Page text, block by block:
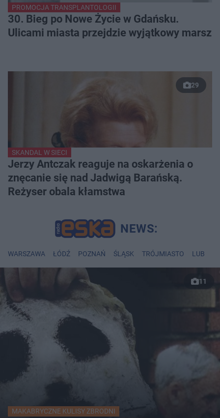
PROMOCJA TRANSPLANTOLOGII
30. Bieg po Nowe Życie w Gdańsku.
Ulicami miasta przejdzie wyjątkowy marsz
29
SKANDAL W SIECI
Jerzy Antczak reaguje na oskarżenia o
znęcanie się nad Jadwigą Barańską.
Reżyser obala kłamstwa
WARSZAWA ŁÓDŹ POZNAŃ ŚLĄSK TRÓJMIASTO LUBLIN
11
MAKABRYCZNE KULISY ZBRODNI